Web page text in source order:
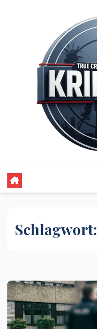
Schlagwort: